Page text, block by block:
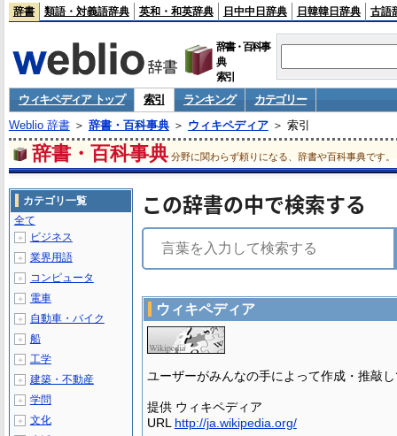
辞書 類語・対義語辞典 英和・和英辞典 日中中日辞典 日韓韓日辞典 古語
辞書・百科事
典
索引
ウィキペディア トップ 索引 ランキング
カテゴリー
Weblio 辞書＞ 辞書・百科事典＞ ウィキペディア＞ 索引
辞書・百科事典 分野に関わらず頼りになる、辞書や百科事典です。
この辞書の中で検索する
ウィキペディア
ユーザーがみんなの手によって作成・推敲
提供 ウィキペディア
URL http://ja.wikipedia.org/
カテゴリ一覧
全て
＋ ビジネス
＋ 業界用語
＋ コンピュータ
＋ 電車
＋ 自動車・バイク
＋ 船
＋ 工学
＋ 建築・不動産
＋ 学問
＋ 文化